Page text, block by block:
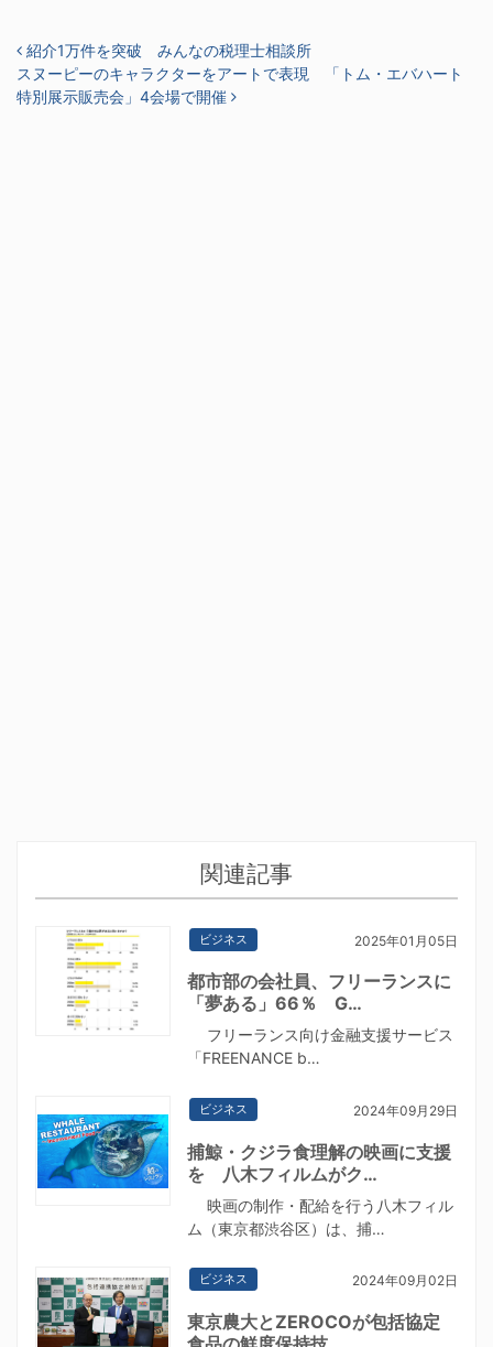
投稿ナビゲーション
紹介1万件を突破 みんなの税理士相談所
スヌーピーのキャラクターをアートで表現 「トム・エバハート
特別展示販売会」4会場で開催
関連記事
ビジネス 2025年01月05日
都市部の会社員、フリーランスに
「夢ある」66％ G…
フリーランス向け金融支援サービス
「FREENANCE b…
ビジネス 2024年09月29日
捕鯨・クジラ食理解の映画に支援
を 八木フィルムがク…
映画の制作・配給を行う八木フィル
ム（東京都渋谷区）は、捕…
ビジネス 2024年09月02日
東京農大とZEROCOが包括協定